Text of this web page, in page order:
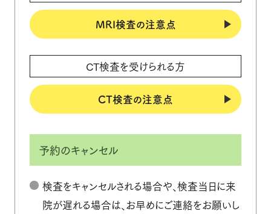
MRI検査の注意点
CT検査を受けられる方
CT検査の注意点
予約のキャンセル
検査をキャンセルされる場合や、検査当日に来
院が遅れる場合は、お早めにご連絡をお願いし